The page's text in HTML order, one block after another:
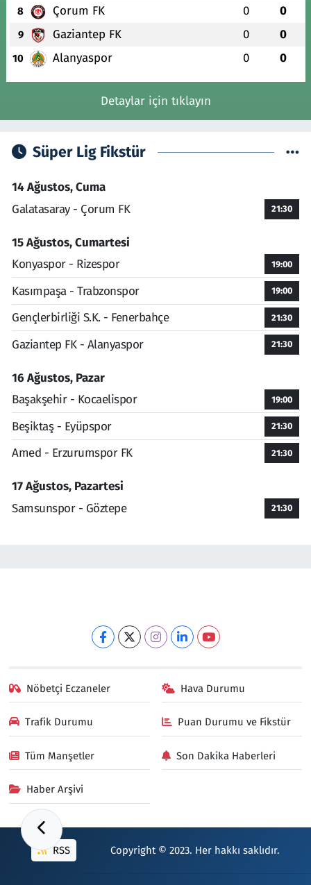
8 Çorum FK 0 0
9 Gaziantep FK 0 0
10 Alanyaspor 0 0
Detaylar için tıklayın
Süper Lig Fikstür
14 Ağustos, Cuma
Galatasaray - Çorum FK
21:30
15 Ağustos, Cumartesi
Konyaspor - Rizespor
19:00
Kasımpaşa - Trabzonspor 19:00
Gençlerbirliği S.K. - Fenerbahçe 21:30
Gaziantep FK - Alanyaspor 21:30
16 Ağustos, Pazar
Başakşehir - Kocaelispor
19:00
Beşiktaş - Eyüpspor 21:30
Amed - Erzurumspor FK 21:30
17 Ağustos, Pazartesi
Samsunspor - Göztepe
21:30
Nöbetçi Eczaneler Hava Durumu
Trafik Durumu Puan Durumu ve Fikstür
Tüm Manşetler Son Dakika Haberleri
Haber Arşivi
RSS Copyright © 2023. Her hakkı saklıdır.